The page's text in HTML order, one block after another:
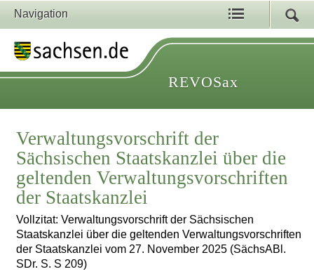
Navigation
REVOSax
Verwaltungsvorschrift der
Sächsischen Staatskanzlei über die
geltenden Verwaltungsvorschriften
der Staatskanzlei
Vollzitat: Verwaltungsvorschrift der Sächsischen
Staatskanzlei über die geltenden Verwaltungsvorschriften
der Staatskanzlei vom 27. November 2025 (SächsABl.
SDr. S. S 209)